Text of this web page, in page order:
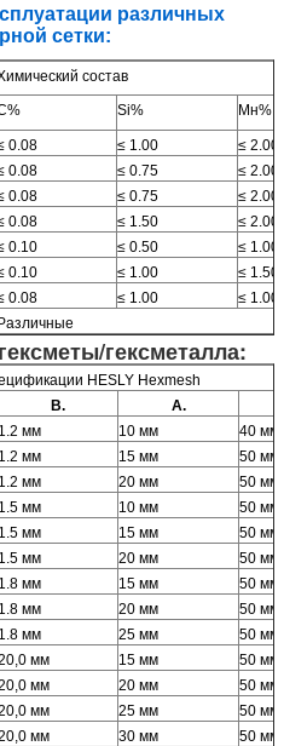
различных
сетки:
состав
Si% Мн%
0.08 ≤ 1.00
≤ 2.00
0.08 ≤ 0.75
≤ 2.00
0.08 ≤ 0.75
≤ 2.00
0.08 ≤ 1.50
≤ 2.00
0.10 ≤ 0.50
≤ 1.00
0.10 ≤ 1.00
≤ 1.50
0.08 ≤ 1.00
≤ 1.00
гексметалла:
HESLY Hexmesh
В.
А.
1.2 мм 10 мм
40 мм
1.2 мм 15 мм
50 мм
1.2 мм 20 мм
50 мм
1.5 мм 10 мм
50 мм
1.5 мм 15 мм
50 мм
1.5 мм 20 мм
50 мм
1.8 мм 15 мм
50 мм
1.8 мм 20 мм
50 мм
1.8 мм 25 мм
50 мм
мм 15 мм
50 мм
мм 20 мм
50 мм
мм 25 мм
50 мм
мм 30 мм
50 мм